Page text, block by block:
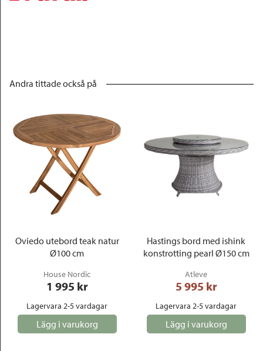
Andra tittade också på
Oviedo utebord teak natur
Ø100 cm
House Nordic
1 995 kr
Lagervara 2-5 vardagar
Lägg i varukorg
Hastings bord med ishink
konstrotting pearl Ø150 cm
Atleve
5 995 kr
Lagervara 2-5 vardagar
Lägg i varukorg